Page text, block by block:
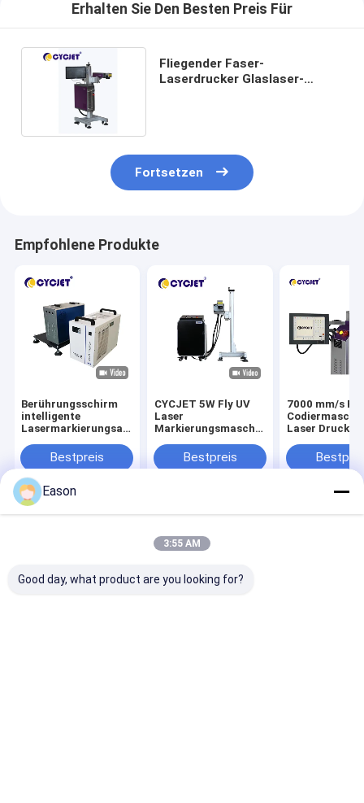
Erhalten Sie Den Besten Preis Für
Fliegender Faser-
Laserdrucker Glaslaser-
Fortsetzen
Empfohlene Produkte
Berührungsschirm
intelligente
Lasermarkierungsausrüstung
Förderband
Bestpreis
CYCJET 5W Fly UV
Laser
Markierungsmaschine
HDPE Flaschenkappe
Bestpreis
7000 mm/s
Laser Drucker
Startseite Über uns Kontakt
Desktop Site
Sitemap
Privacy Policy
Reserved.
Eason
3:55 AM
Good day, what product are you looking for?